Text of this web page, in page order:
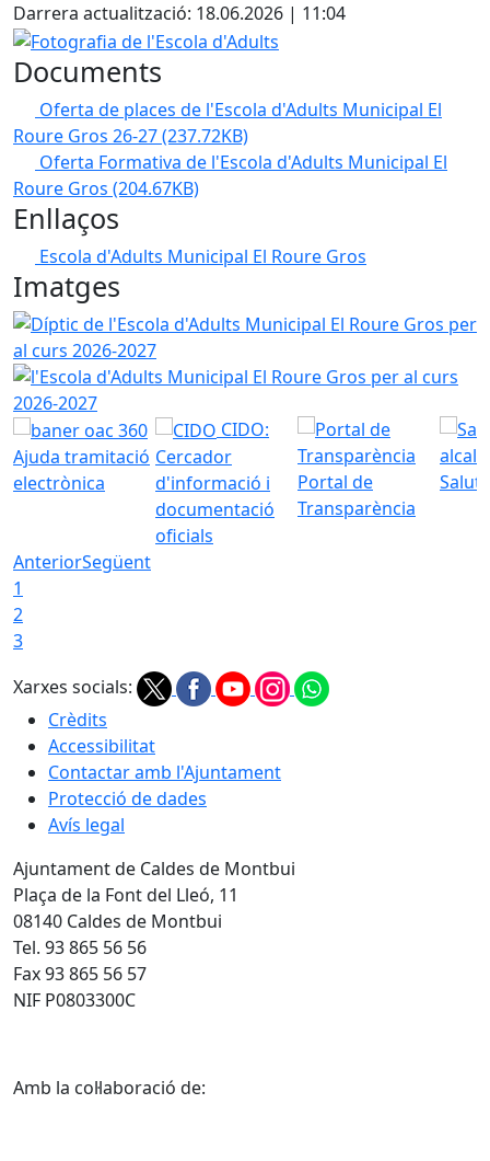
Darrera actualització: 18.06.2026 | 11:04
Fotografia de l'Escola d'Adults
Documents
Oferta de places de l'Escola d'Adults Municipal El
Roure Gros 26-27(237.72KB)
Oferta Formativa de l'Escola d'Adults Municipal El
Roure Gros (204.67KB)
Enllaços
Escola d'Adults Municipal El Roure Gros
Imatges
Díptic de l'Escola d'Adults Municipal El Roure Gros per al
l'Escola d'Adults Municipal El Roure Gros per al curs
Ajuda tramitació
electrònica
CIDO:
Cercador
d'informació i
documentació
oficials
Portal de
Transparència
AnteriorSegüent
1
2
3
Xarxes socials:
Crèdits
Accessibilitat
Contactar amb l'Ajuntament
Protecció de dades
Avís legal
Ajuntament de Caldes de Montbui
Plaça de la Font del Lleó, 11
08140 Caldes de Montbui
Tel. 93 865 56 56
Fax 93 865 56 57
NIF P0803300C
Amb la col·laboració de: